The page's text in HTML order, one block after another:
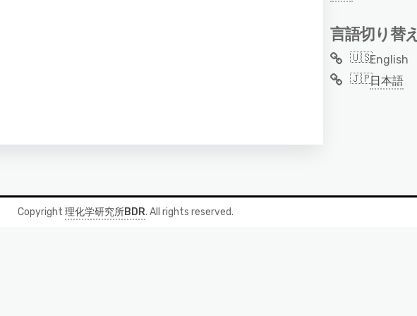
言語切り替え
English
日本語
Copyright 理化学研究所BDR. All rights reserved.